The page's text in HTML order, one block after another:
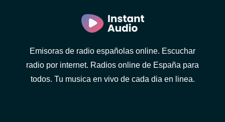
Emisoras de radio españolas online. Escuchar
radio por internet. Radios online de España para
todos. Tu musica en vivo de cada dia en linea.